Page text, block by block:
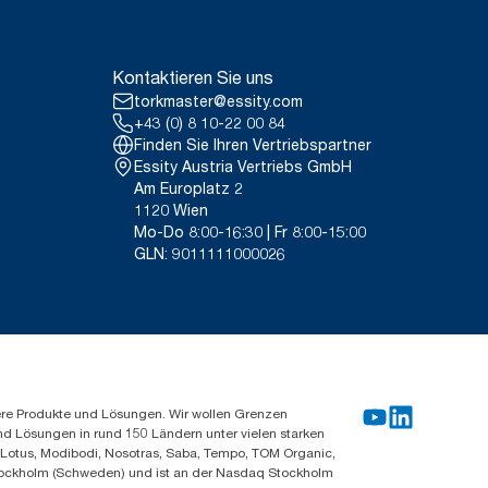
Kontaktieren Sie uns
torkmaster@essity.com
+43 (0) 8 10-22 00 84
Finden Sie Ihren Vertriebspartner
Essity Austria Vertriebs GmbH
Am Europlatz 2
1120 Wien
Mo-Do 8:00-16:30 | Fr 8:00-15:00
GLN: 9011111000026
Produkte und Lösungen. Wir wollen Grenzen
Lösungen in rund 150 Ländern unter vielen starken
Modibodi, Nosotras, Saba, Tempo, TOM Organic,
(Schweden) und ist an der Nasdaq Stockholm